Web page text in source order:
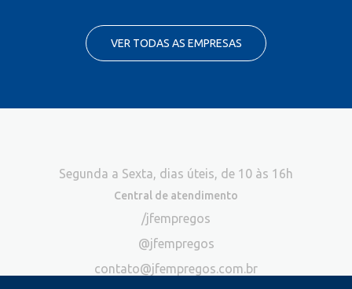
VER TODAS AS EMPRESAS
Segunda a Sexta, dias úteis, de 10 às 16h
Central de atendimento
/jfempregos
@jfempregos
contato@jfempregos.com.br